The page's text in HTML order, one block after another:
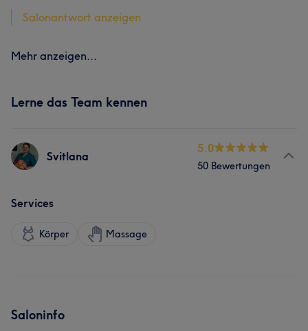
Salonantwort anzeigen
Mehr anzeigen...
Lerne das Team kennen
Svitlana
5.0
50 Bewertungen
Services
Körper Massage
Saloninfo